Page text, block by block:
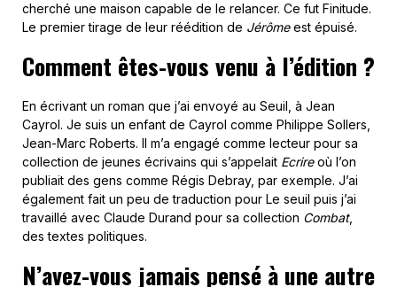
cherché une maison capable de le relancer. Ce fut Finitude.
Le premier tirage de leur réédition de Jérômeest épuisé.
Comment êtes-vous venu à l’édition ?
En écrivant un roman que j’ai envoyé au Seuil, à Jean
Cayrol. Je suis un enfant de Cayrol comme Philippe Sollers,
Jean-Marc Roberts. Il m’a engagé comme lecteur pour sa
collection de jeunes écrivains qui s’appelait Ecrireoù l’on
publiait des gens comme Régis Debray, par exemple. J’ai
également fait un peu de traduction pour Le seuil puis j’ai
travaillé avec Claude Durand pour sa collection Combat,
des textes politiques.
N’avez-vous jamais pensé à une autre